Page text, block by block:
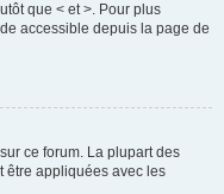
que < et >. Pour plus
accessible depuis la page de
ce forum. La plupart des
être appliquées avec les